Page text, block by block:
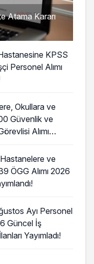
Atama Kararı
KPSS
Personel Alımı
Okullara ve
Güvenlik ve
Alımı
ve
ÖGG Alımı 2026
Ayı Personel
Güncel İş
Yayımladı!